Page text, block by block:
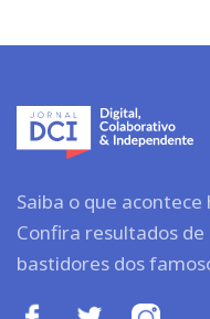
Saiba o que
Confira resultados
bastidores dos